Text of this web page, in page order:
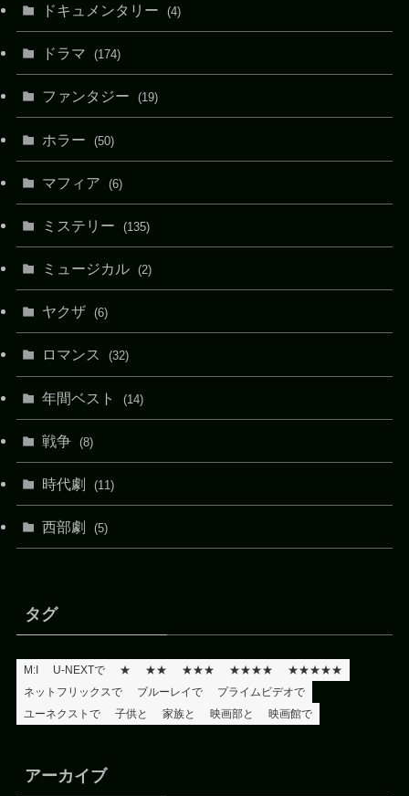
ドキュメンタリー (4)
ドラマ (174)
ファンタジー (19)
ホラー (50)
マフィア (6)
ミステリー (135)
ミュージカル (2)
ヤクザ (6)
ロマンス (32)
年間ベスト (14)
戦争 (8)
時代劇 (11)
西部劇 (5)
タグ
M:I U-NEXTで ★ ★★ ★★★ ★★★★
★★★★★
ネットフリックスで
ブルーレイで
プライムビデオで
ユーネクストで
子供と 家族と 映画部と 映画館で
アーカイブ